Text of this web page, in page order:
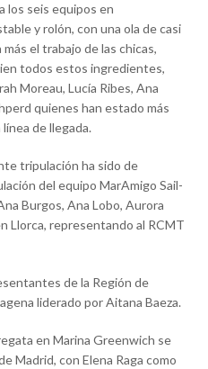
los seis equipos en
y rolón, con una ola de casi
el trabajo de las chicas,
todos estos ingredientes,
Moreau, Lucía Ribes, Ana
quienes han estado más
de llegada.
tripulación ha sido de
del equipo MarAmigo Sail-
Burgos, Ana Lobo, Aurora
Llorca, representando al RCMT
de la Región de
liderado por Aitana Baeza.
en Marina Greenwich se
Madrid, con Elena Raga como